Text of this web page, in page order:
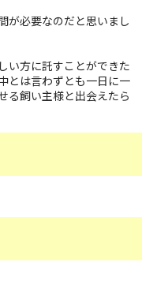
が必要なのだと思いまし
い方に託すことができた
とは言わずとも一日に一
る飼い主様と出会えたら